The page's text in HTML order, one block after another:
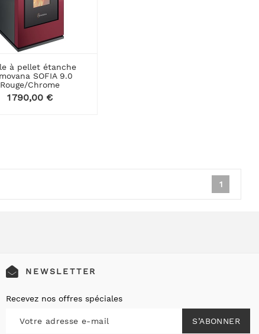
à pellet étanche
SOFIA 9.0
Rouge/Chrome
Prix
1 790,00 €
1
NEWSLETTER
Recevez nos offres spéciales